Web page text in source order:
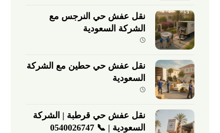
نقل عفش حي النرجس مع
الشركة السعودية
نقل عفش حي حطين مع الشركة
السعودية
نقل عفش حي قرطبة | الشركة
السعودية | 📞 0540026747